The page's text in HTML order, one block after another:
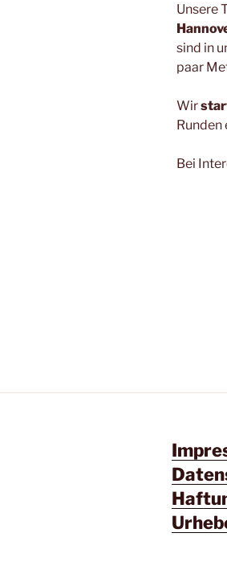
Unsere
sind in
paar
Wir
Runden
Bei